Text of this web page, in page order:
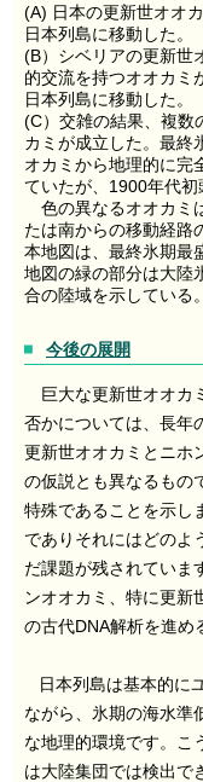
(A) 日本の更新世オオ
日本列島に移動した。
(B）シベリアの更新世
的交流を持つオオカミ
日本列島に移動した。
(C）交雑の結果、複数
カミが成立した。最終
オカミから地理的に完
ていたが、1900年代初
色の異なるオオカミ
たは南からの移動経路
本地図は、最終氷期最
地図の緑の部分は大陸
合の陸域を示している。
今後の展開
巨大な更新世オオカ
否かについては、長年
更新世オオカミとニホ
の仮説とも異なるもの
特殊であることを示し
でありそれにはどのよ
だ課題が残されていま
ンオオカミ、特に更新
の古代DNA解析を進め
日本列島は基本的に
ながら、氷期の海水準
な地理的環境です。こ
は大陸集団では検出で